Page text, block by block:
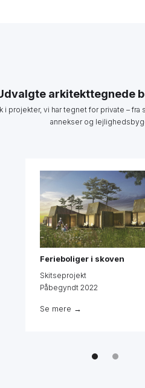
arkitekttegnede
i projekter, vi har tegnet for private –
annekser og
Ferieboliger i skoven
Skitseprojekt
Påbegyndt 2022
Se mere →